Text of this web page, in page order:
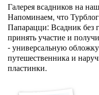
Галерея всадников на
Напоминаем, что
Папарацци: Всадник без
принять участие и
- универсальную
путешественника и
пластинки.